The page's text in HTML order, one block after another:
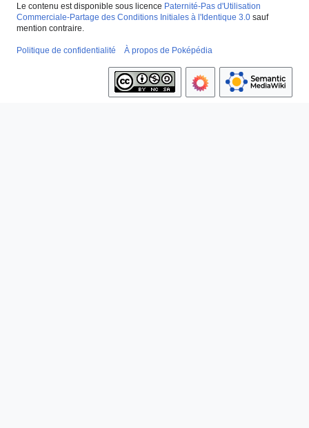
Le contenu est disponible sous licence Paternité-Pas d'Utilisation
Commerciale-Partage des Conditions Initiales à l'Identique 3.0 sauf
mention contraire.
Politique de confidentialité À propos de Poképédia